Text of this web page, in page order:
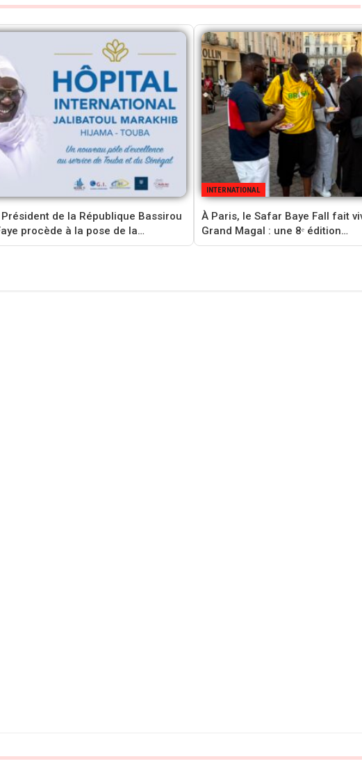
Président de la République Bassirou
procède à la pose de la…
INTERNATIONAL
À Paris, le Safar Baye Fall fait
Grand Magal : une 8ᵉ édition…